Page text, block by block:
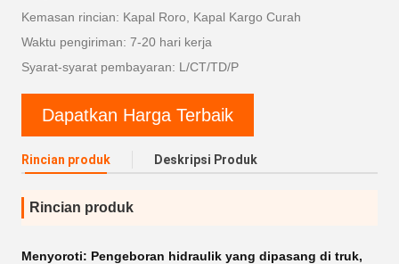
Kemasan rincian: Kapal Roro, Kapal Kargo Curah
Waktu pengiriman: 7-20 hari kerja
Syarat-syarat pembayaran: L/CT/TD/P
Dapatkan Harga Terbaik
Rincian produk Deskripsi Produk
Rincian produk
Menyoroti: Pengeboran hidraulik yang dipasang di truk,